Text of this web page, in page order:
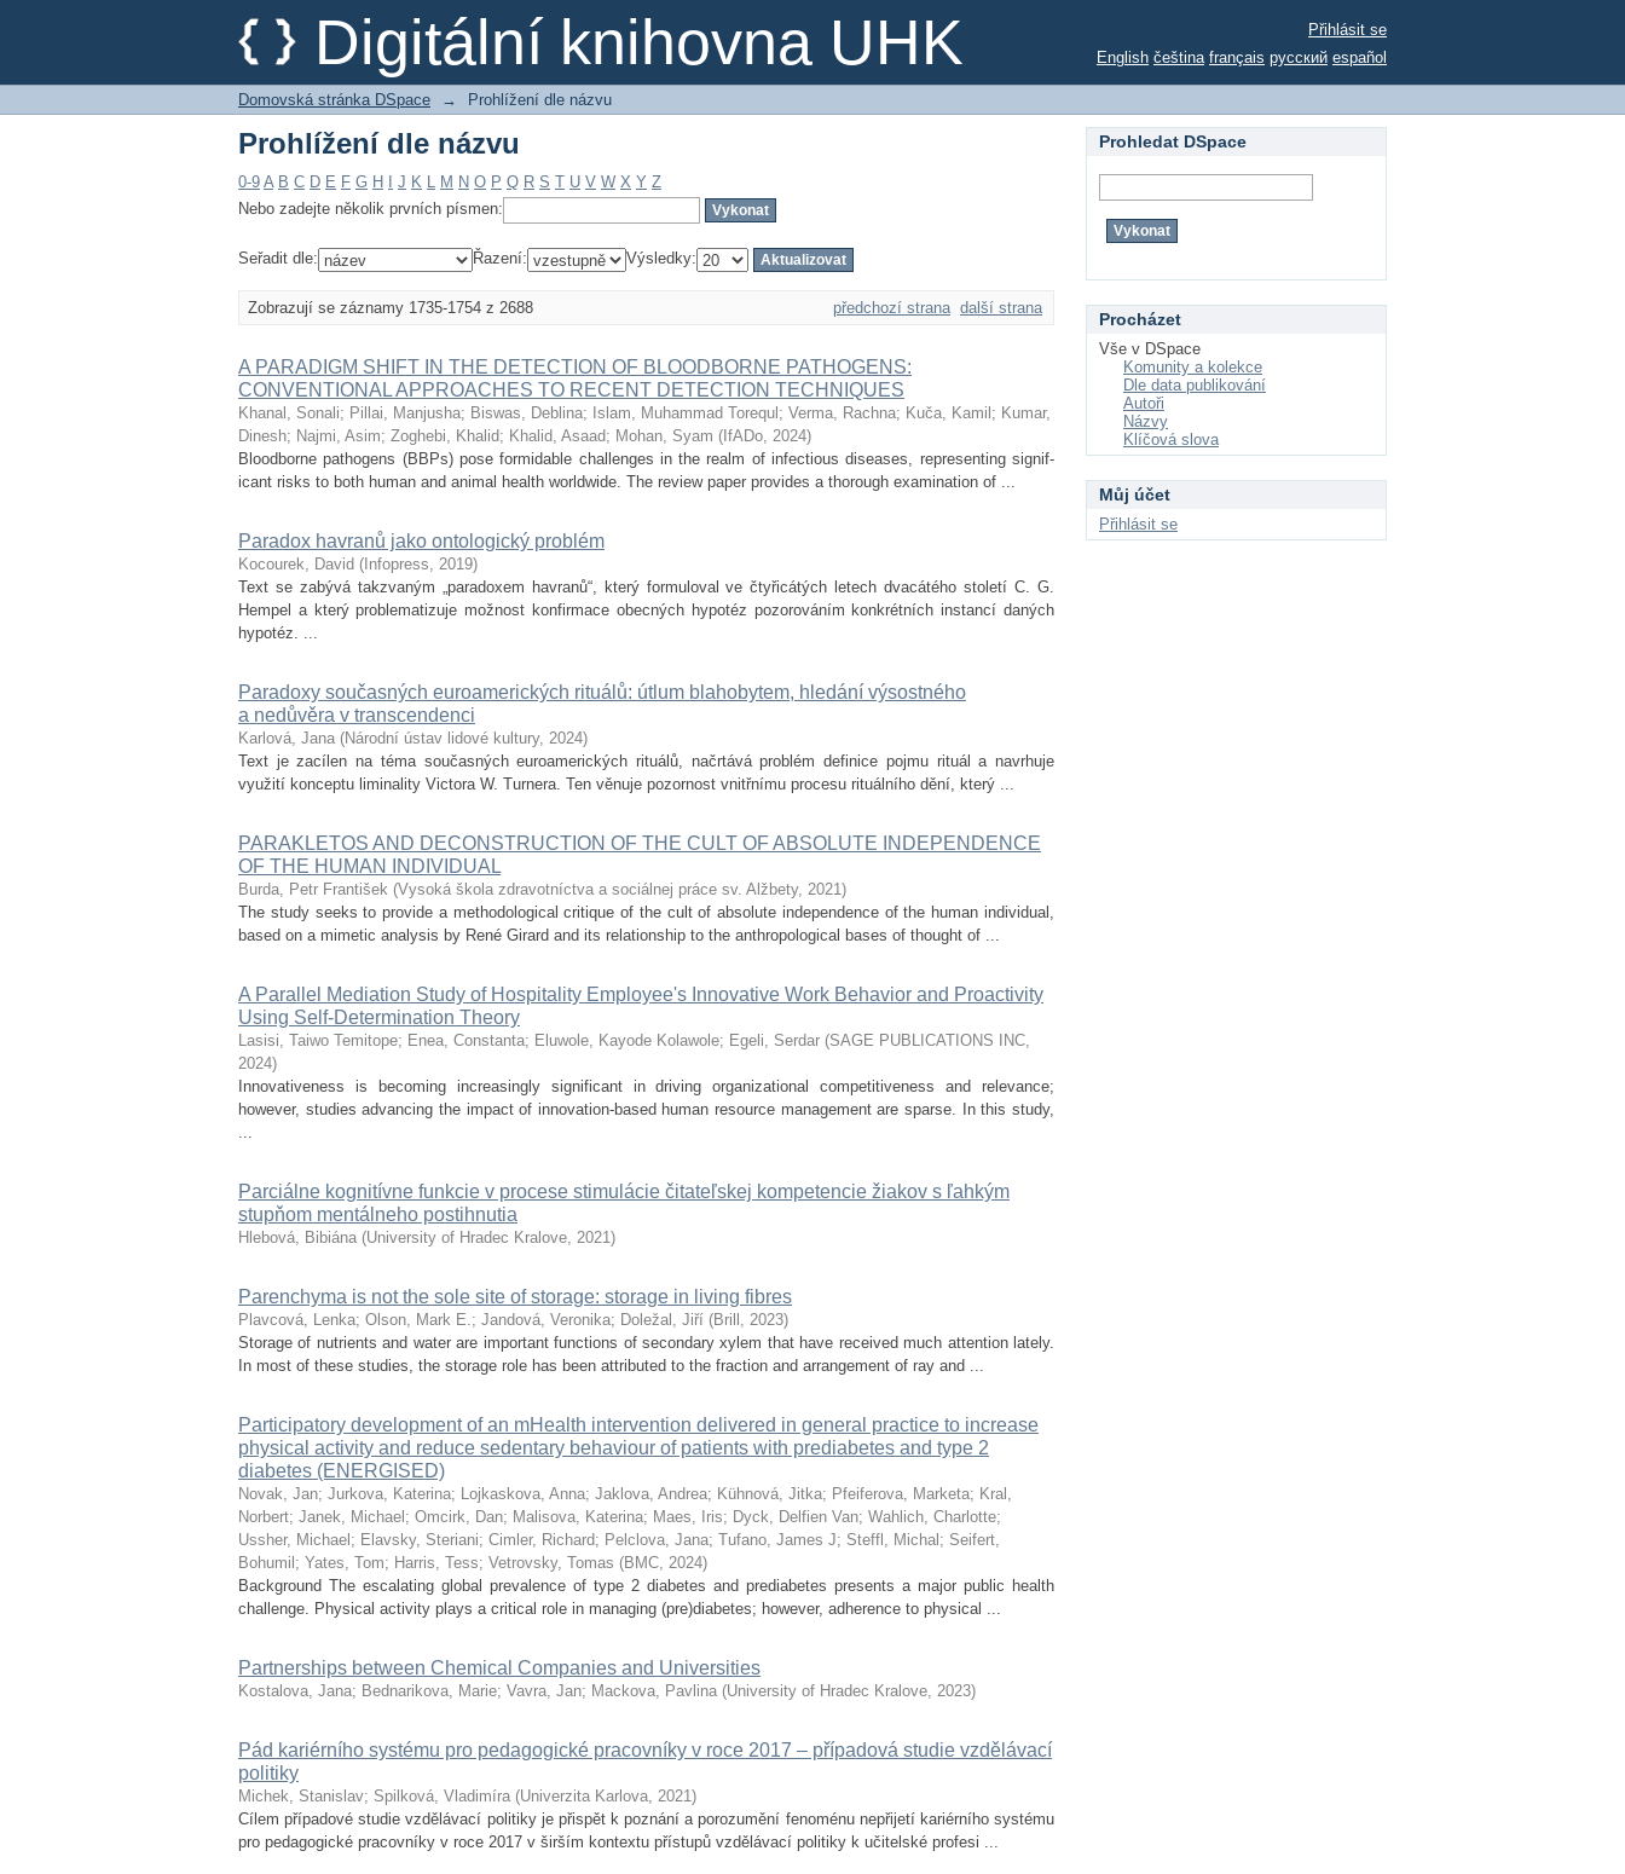
Digitální knihovna UHK
Prohlížení dle názvu
Přihlásit se
English čeština français русский español
Domovská stránka DSpace → Prohlížení dle názvu
Prohlížení dle názvu
0-9 A B C D E F G H J K L M N O P Q R S T U V W X Y Z
Nebo zadejte několik prvních písmen:
Seřadit dle: Řazení: Výsledky:
Zobrazují se záznamy 1735-1754 z 2688 předchozí strana další strana
A PARADIGM SHIFT IN THE DETECTION OF BLOODBORNE PATHOGENS:
CONVENTIONAL APPROACHES TO RECENT DETECTION TECHNIQUES
Khanal, Sonali; Pillai, Manjusha; Biswas, Deblina; Islam, Muhammad Torequl ; Verma, Rachna; Kuča, Kamil ; Kumar,
Dinesh; Najmi, Asim; Zoghebi, Khalid; Khalid, Asaad; Mohan, Syam ( IfADo, 2024)
Bloodborne pathogens (BBPs) pose formidable challenges in the realm of infectious diseases, representing signif-
icant risks to both human and animal health worldwide. The review paper provides a thorough examination of ...
Paradox havranů jako ontologický problém
Kocourek, David ( Infopress, 2019)
Text se zabývá takzvaným „paradoxem havranů“, který formuloval ve čtyřicátých letech dvacátého století C. G.
Hempel a který problematizuje možnost konfirmace obecných hypotéz pozorováním konkrétních instancí daných
hypotéz. ...
Paradoxy současných euroamerických rituálů: útlum blahobytem, hledání výsostného
a nedůvěra v transcendenci
Karlová, Jana (Národní ústav lidové kultury, 2024)
Text je zacílen na téma současných euroamerických rituálů, načrtává problém definice pojmu rituál a navrhuje
využití konceptu liminality Victora W. Turnera. Ten věnuje pozornost vnitřnímu procesu rituálního dění, který ...
PARAKLETOS AND DECONSTRUCTION OF THE CULT OF ABSOLUTE INDEPENDENCE
OF THE HUMAN INDIVIDUAL
Burda, Petr František (Vysoká škola zdravotníctva a sociálnej práce sv. Alžbety, 2021)
The study seeks to provide a methodological critique of the cult of absolute independence of the human individual,
based on a mimetic analysis by René Girard and its relationship to the anthropological bases of thought of ...
A Parallel Mediation Study of Hospitality Employee's Innovative Work Behavior and Proactivity
Using Self-Determination Theory
Lasisi, Taiwo Temitope; Enea, Constanta; Eluwole, Kayode Kolawole; Egeli, Serdar (SAGE PUBLICATIONS INC,
2024)
Innovativeness is becoming increasingly significant in driving organizational competitiveness and relevance;
however, studies advancing the impact of innovation-based human resource management are sparse. In this study,
...
Parciálne kognitívne funkcie v procese stimulácie čitateľskej kompetencie žiakov s ľahkým
stupňom mentálneho postihnutia
Hlebová, Bibiána (University of Hradec Kralove, 2021)
Parenchyma is not the sole site of storage: storage in living fibres
Plavcová, Lenka; Olson, Mark E.; Jandová, Veronika; Doležal, Jiří (Brill , 2023)
Storage of nutrients and water are important functions of secondary xylem that have received much attention lately.
In most of these studies, the storage role has been attributed to the fraction and arrangement of ray and ...
Participatory development of an mHealth intervention delivered in general practice to increase
physical activity and reduce sedentary behaviour of patients with prediabetes and type 2
diabetes (ENERGISED)
Novak, Jan; Jurkova, Katerina; Lojkaskova, Anna; Jaklova, Andrea; Kühnová, Jitka; Pfeiferova, Marketa; Kral,
Norbert; Janek, Michael ; Omcirk, Dan; Malisova, Katerina; Maes, Iris; Dyck, Delfien Van; Wahlich, Charlotte;
Ussher, Michael ; Elavsky, Steriani; Cimler, Richard; Pelclova, Jana; Tufano, James J; Steffl, Michal ; Seifert,
Bohumil ; Yates, Tom; Harris, Tess; Vetrovsky, Tomas (BMC, 2024)
Background The escalating global prevalence of type 2 diabetes and prediabetes presents a major public health
challenge. Physical activity plays a critical role in managing (pre)diabetes; however, adherence to physical ...
Partnerships between Chemical Companies and Universities
Kostalova, Jana; Bednarikova, Marie; Vavra, Jan; Mackova, Pavlina (University of Hradec Kralove, 2023)
Pád kariérního systému pro pedagogické pracovníky v roce 2017 – případová studie vzdělávací
politiky
Michek, Stanislav; Spilková, Vladimíra (Univerzita Karlova, 2021)
Cílem případové studie vzdělávací politiky je přispět k poznání a porozumění fenoménu nepřijetí kariérního systému
pro pedagogické pracovníky v roce 2017 v širším kontextu přístupů vzdělávací politiky k učitelské profesi ...
Prohledat DSpace
Procházet
Vše v DSpace
Komunity a kolekce
Dle data publikování
Autoři
Názvy
Klíčová slova
Můj účet
Přihlásit se